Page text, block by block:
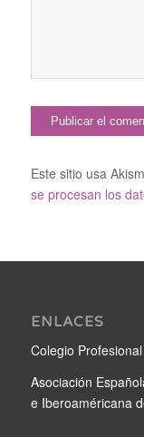
Este sitio usa
se procesan los
ENLACES
Colegio
Asociación
e Iberoaméricana